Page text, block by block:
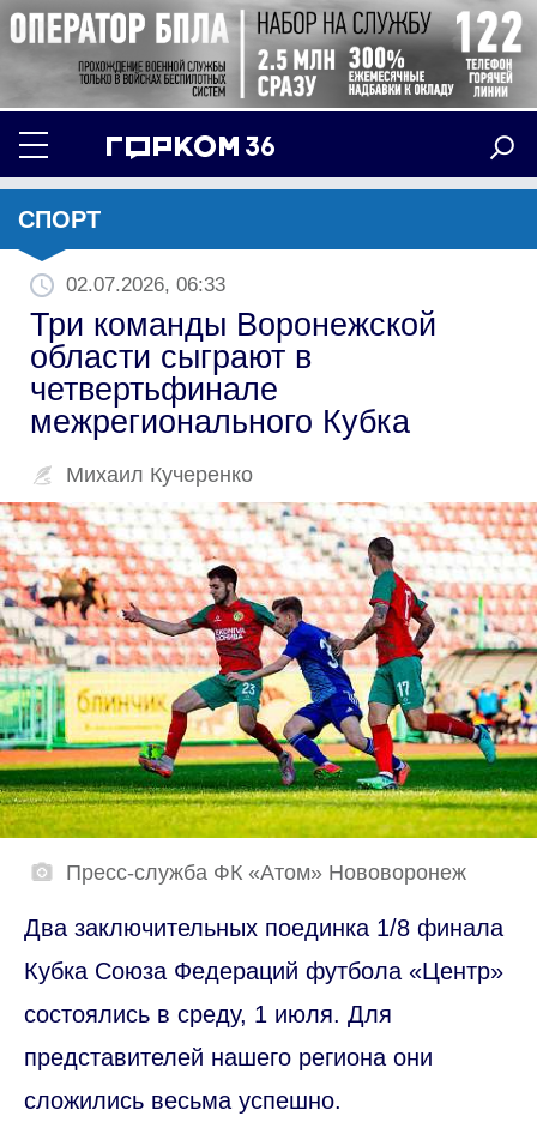
СПОРТ
02.07.2026, 06:33
Три команды Воронежской
области сыграют в
четвертьфинале
межрегионального Кубка
Михаил Кучеренко
Пресс-служба ФК «Атом» Нововоронеж
Два заключительных поединка 1/8 финала
Кубка Союза Федераций футбола «Центр»
состоялись в среду, 1 июля. Для
представителей нашего региона они
сложились весьма успешно.